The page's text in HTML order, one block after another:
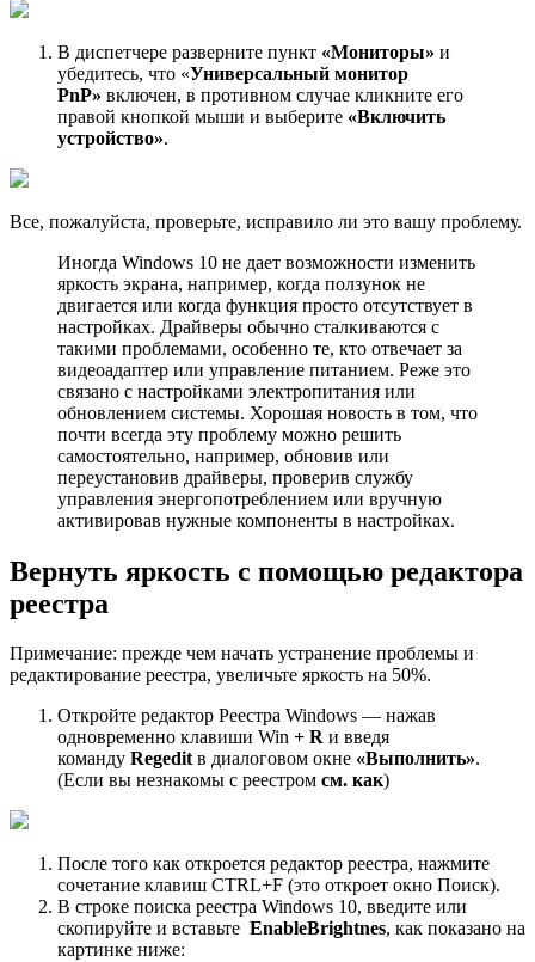
В диспетчере разверните пункт «Мониторы» и
убедитесь, что «Универсальный монитор
PnP» включен, в противном случае кликните его
правой кнопкой мыши и выберите «Включить
устройство».
Все, пожалуйста, проверьте, исправило ли это вашу проблему.
Иногда Windows 10 не дает возможности изменить
яркость экрана, например, когда ползунок не
двигается или когда функция просто отсутствует в
настройках. Драйверы обычно сталкиваются с
такими проблемами, особенно те, кто отвечает за
видеоадаптер или управление питанием. Реже это
связано с настройками электропитания или
обновлением системы. Хорошая новость в том, что
почти всегда эту проблему можно решить
самостоятельно, например, обновив или
переустановив драйверы, проверив службу
управления энергопотреблением или вручную
активировав нужные компоненты в настройках.
Вернуть яркость с помощью редактора
реестра
Примечание: прежде чем начать устранение проблемы и
редактирование реестра, увеличьте яркость на 50%.
Откройте редактор Реестра Windows — нажав
одновременно клавиши Win + R и введя
команду Regeditв диалоговом окне «Выполнить».
(Если вы незнакомы с реестром см. как)
После того как откроется редактор реестра, нажмите
сочетание клавиш CTRL+F (это откроет окно Поиск).
В строке поиска реестра Windows 10, введите или
скопируйте и вставьте EnableBrightnes, как показано на
картинке ниже: